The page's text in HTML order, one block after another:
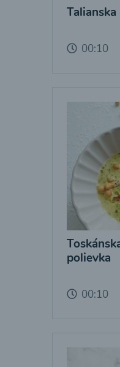
00:10
polievka
00:10